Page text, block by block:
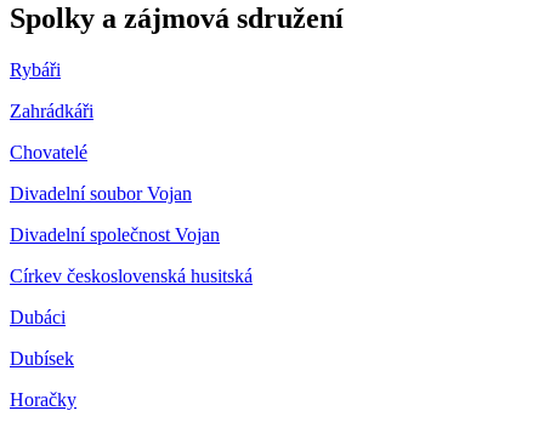
Spolky a zájmová sdružení
Rybáři
Zahrádkáři
Chovatelé
Divadelní soubor Vojan
Divadelní společnost Vojan
Církev československá husitská
Dubáci
Dubísek
Horačky